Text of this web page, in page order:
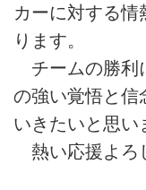
カーに対する情
ります。
チームの勝利
の強い覚悟と信
いきたいと思い
熱い応援よろ